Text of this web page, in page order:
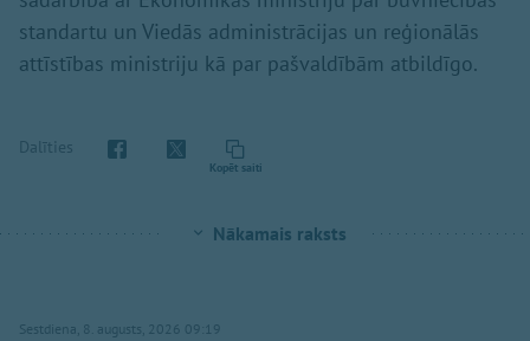
standartu un Viedās administrācijas un reģionālās
attīstības ministriju kā par pašvaldībām atbildīgo.
Dalīties
Kopēt saiti
Nākamais raksts
Sestdiena, 8. augusts, 2026 09:19